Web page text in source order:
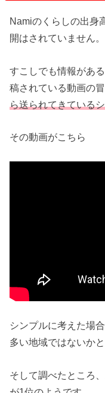
Namiのくらしの出身
開はされていません。
すこしでも情報があ
稿されている動画の
ら送られてきている
その動画がこちら
シンプルに考えた場
多い地域ではないかと
そして調べたところ